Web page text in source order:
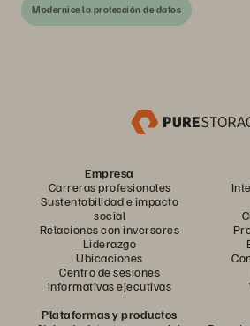
Modernice la protección de datos
Empresa
Carreras profesionales
Sustentabilidad e impacto
social
Relaciones con inversores
Liderazgo
Ubicaciones
Centro de sesiones
informativas ejecutivas
Plataformas y productos